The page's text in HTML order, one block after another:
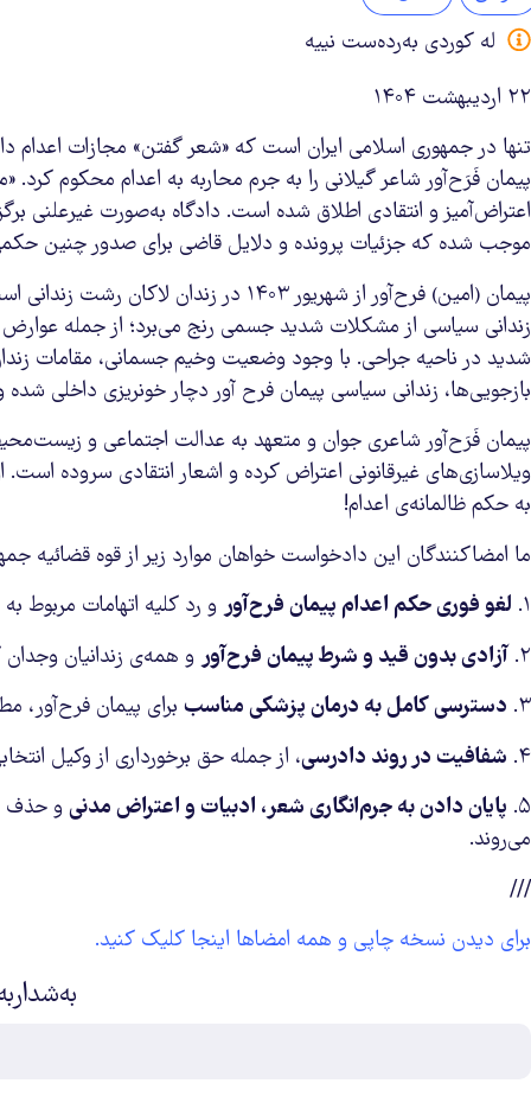
لە کوردی بەردەست نییە
۲۲ اردیبهشت ۱۴۰۴
پیمان فَرَح‌آور شاعر گیلانی را به جرم محاربه به اعدام محکوم
اعتراض‌آمیز و انتقادی اطلاق شده است. دادگاه به‌صورت غیرعلنی
موجب شده که جزئیات پرونده و دلایل قاضی برای صدور چنین
پیمان (امین) فرح‌آور از شهریور ۱۴۰۳ در زندان لاکان رشت زندانی است. او پدر یک کودک ده ساله است. بنا به
زندانی سیاسی از مشکلات شدید جسمی رنج می‌برد؛ از جمله
شدید در ناحیه جراحی. با وجود وضعیت وخیم جسمانی، مقامات
بازجویی‌ها، زندانی سیاسی پیمان فرح آور دچار خونریزی داخلی
پیمان فَرَح‌آور شاعری جوان و متعهد به عدالت اجتماعی و
ویلاسازی‌های غیرقانونی اعتراض کرده و اشعار انتقادی سروده
به حکم ظالمانه‌ی اعدام!
ما امضاکنندگان این دادخواست خواهان موارد زیر از قوه قضائیه
۱. لغو فوری حکم اعدام پیمان فرح‌آور و رد کلیه اتهامات مربوط
۲. آزادی بدون قید و شرط پیمان فرح‌آور و همه‌ی زندانیان
۳. دسترسی کامل به درمان پزشکی مناسب برای پیمان فرح‌آور،
۴. شفافیت در روند دادرسی، از جمله حق برخورداری از وکیل
۵. پایان دادن به جرم‌انگاری شعر، ادبیات و اعتراض مدنی و حذف
می‌روند.
///
برای دیدن نسخه چاپی و همه امضاها اینجا کلیک کنید.